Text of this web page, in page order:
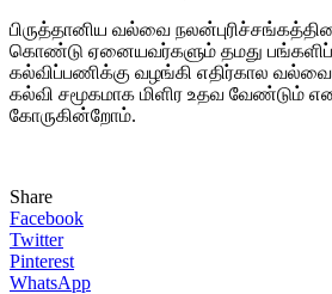
பிருத்தானிய வல்வை
கொண்டு ஏனையவர்களும் தமது
கல்விப்பணிக்கு வழங்கி எதிர்கால
கல்வி சமூகமாக மிளிர உதவ வேண்டும்
கோருகின்றோம்.
Share
Facebook
Twitter
Pinterest
WhatsApp